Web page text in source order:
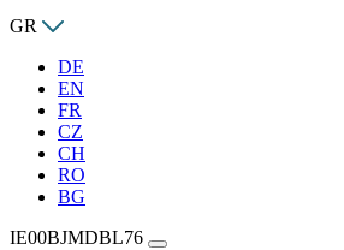
GR
DE
EN
FR
CZ
CH
RO
BG
IE00BJMDBL76